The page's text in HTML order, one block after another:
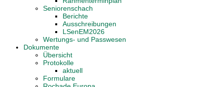
Seniorenschach
Berichte
Ausschreibungen
LSenEM2026
Wertungs- und Passwesen
Dokumente
Übersicht
Protokolle
aktuell
Formulare